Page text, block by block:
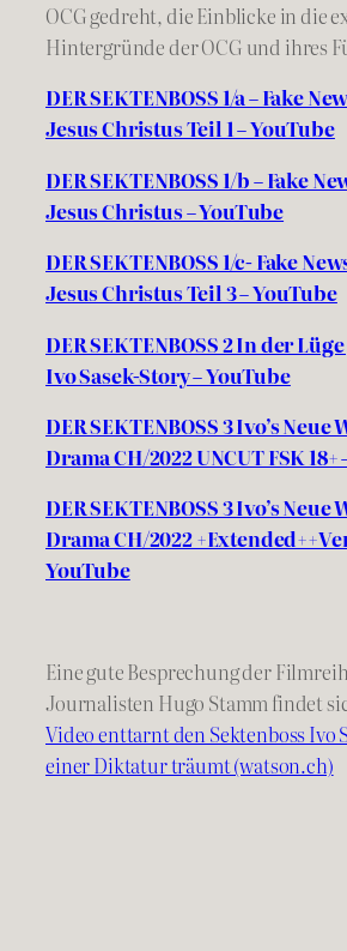
OCG gedreht, die Einblicke in die
Hintergründe der OCG und ihres
DER SEKTENBOSS 1/a – Fake
Jesus Christus Teil 1 – YouTube
DER SEKTENBOSS 1/b – Fake
Jesus Christus – YouTube
DER SEKTENBOSS 1/c- Fake
Jesus Christus Teil 3 – YouTube
DER SEKTENBOSS 2 In der
Ivo Sasek-Story – YouTube
DER SEKTENBOSS 3 Ivo’s Neue
Drama CH/2022 UNCUT FSK 18+
DER SEKTENBOSS 3 Ivo’s Neue
Drama CH/2022
YouTube
Eine gute Besprechung der
Journalisten Hugo Stamm findet
Video enttarnt den Sektenboss Ivo
einer Diktatur träumt (watson.ch)